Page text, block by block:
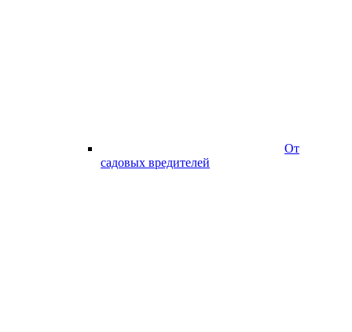
От
садовых вредителей